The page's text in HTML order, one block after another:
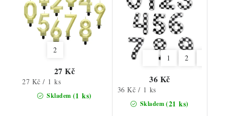
2
Skladem (1 ks)
27 Kč
Měrná
27 Kč / 1 ks
1 2
Skladem(21 ks)
36 Kč
Měrná
cena:
36 Kč / 1 ks